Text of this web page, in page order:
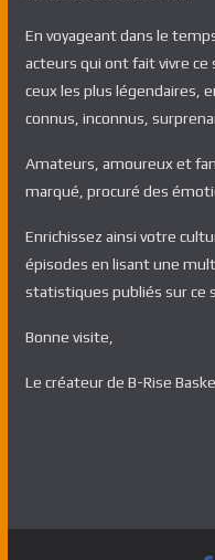
En voyageant dans le
acteurs qui ont fait vivre
ceux les plus légendaires,
connus, inconnus,
Amateurs, amoureux et
marqué, procuré des
Enrichissez ainsi votre
épisodes en lisant une
statistiques publiés sur ce
Bonne visite,
Le créateur de B-Rise